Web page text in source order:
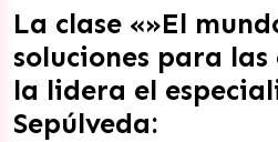
La clase «»El
soluciones para
la lidera el
Sepúlveda: